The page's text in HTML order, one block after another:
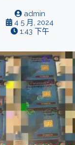
admin
4 5 月, 2024
1:43 下午